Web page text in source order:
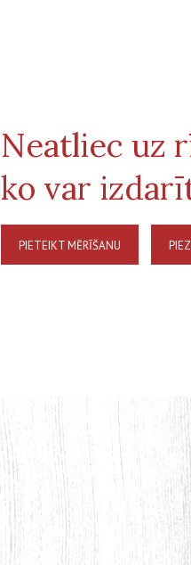
Neatliec uz
ko var
PIETEIKT MĒRĪŠANU